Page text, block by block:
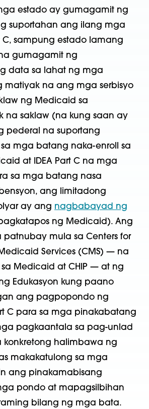
estado ay gumagamit ng
suportahan ang ilang mga
C, sampung estado lamang
gumagamit ng
data sa lahat ng mga
matiyak na ang mga serbisyo
ng Medicaid sa
na saklaw (na kung saan ay
pederal na suportang
mga batang naka-enroll sa
at IDEA Part C na mga
sa mga batang nasa
ang limitadong
ay ang nagbabayad ng
ng Medicaid). Ang
mula sa Centers for
Services (CMS) — na
Medicaid at CHIP — at ng
Edukasyon kung paano
ang pagpopondo ng
C para sa mga pinakabatang
pagkaantala sa pag-unlad
halimbawa ng
makakatulong sa mga
ang pinakamabisang
pondo at mapagsilbihan
bilang ng mga bata.